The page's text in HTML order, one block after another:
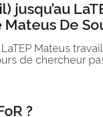
jusqu’au
De
Mateus
de chercheur
?